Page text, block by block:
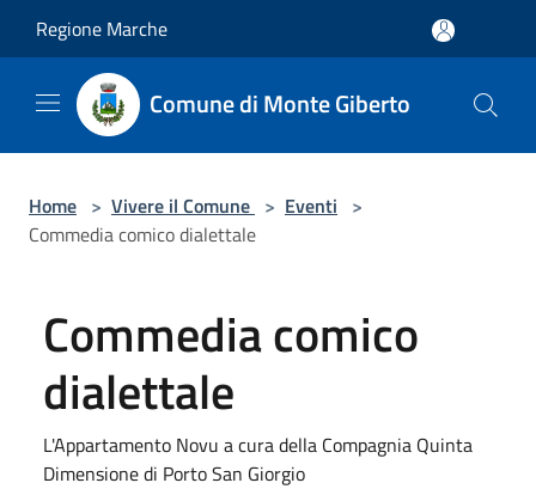
Regione Marche
Comune di Monte Giberto
Home > Vivere il Comune > Eventi >
Commedia comico dialettale
Commedia comico
dialettale
L'Appartamento Novu a cura della Compagnia Quinta
Dimensione di Porto San Giorgio